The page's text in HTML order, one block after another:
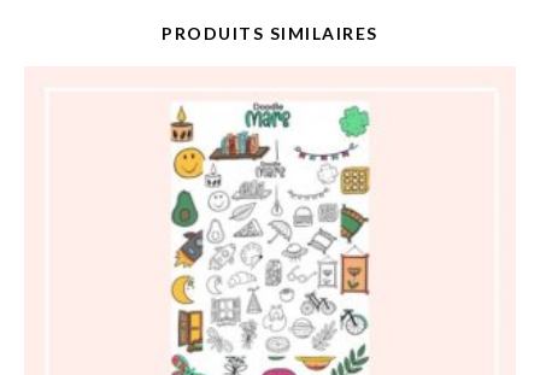
PRODUITS SIMILAIRES